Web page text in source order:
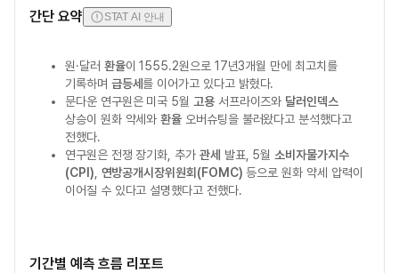
간단 요약 STAT AI 안내
원·달러 환율이 1555.2원으로 17년3개월 만에 최고치를
기록하며 급등세 를 이어가고 있다고 밝혔다.
문다운 연구원은 미국 5월 고용서프라이즈와 달러인덱스
상승이 원화 약세와환율 오버슈팅을 불러왔다고 분석했다고
전했다.
연구원은 전쟁 장기화, 추가 관세 발표, 5월 소비자물가지수
(CPI) 연방공개시장위원회(FOMC) 등으로 원화 약세 압력이
이어질 수 있다고 설명했다고 전했다.
기간별 예측 흐름 리포트